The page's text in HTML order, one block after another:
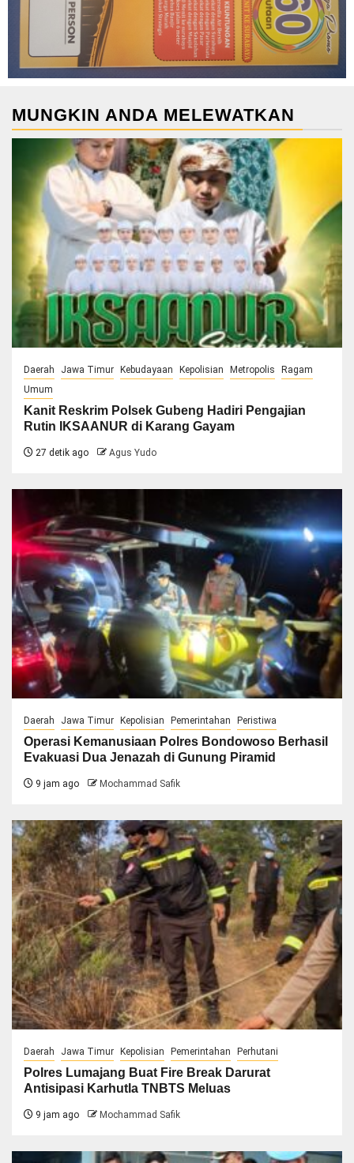
MUNGKIN ANDA MELEWATKAN
Daerah Jawa Timur Kebudayaan Kepolisian Metropolis
Ragam
Umum
Kanit Reskrim Polsek Gubeng Hadiri Pengajian
Rutin IKSAANUR di Karang Gayam
27 detik ago Agus Yudo
Daerah Jawa Timur Kepolisian Pemerintahan Peristiwa
Operasi Kemanusiaan Polres Bondowoso Berhasil
Evakuasi Dua Jenazah di Gunung Piramid
9 jam ago Mochammad Safik
Daerah Jawa Timur Kepolisian Pemerintahan Perhutani
Polres Lumajang Buat Fire Break Darurat
Antisipasi Karhutla TNBTS Meluas
9 jam ago Mochammad Safik